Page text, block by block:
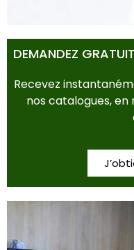
DEMANDEZ
Recevez
nos catalogues,